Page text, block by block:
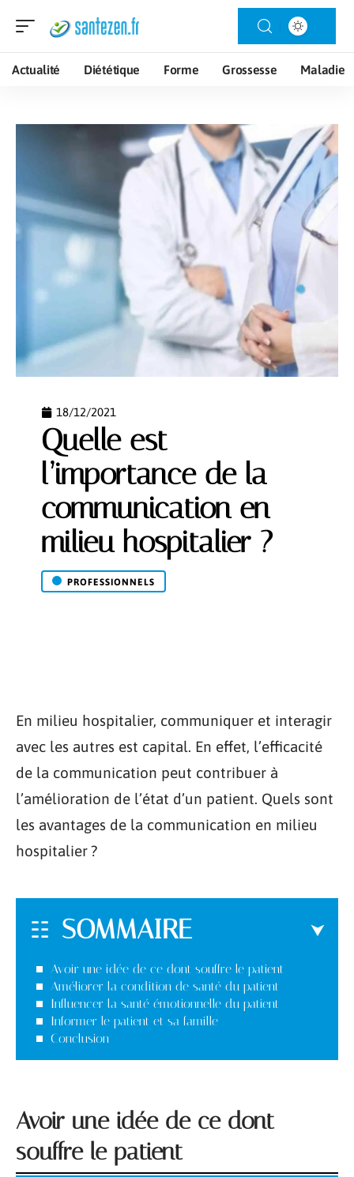
Actualité Diététique Forme Grossesse Maladie
18/12/2021
Quelle est
l’importance de la
communication en
milieu hospitalier ?
PROFESSIONNELS
En milieu hospitalier, communiquer et interagir
avec les autres est capital. En effet, l’efficacité
de la communication peut contribuer à
l’amélioration de l’état d’un patient. Quels sont
les avantages de la communication en milieu
hospitalier ?
SOMMAIRE
Avoir une idée de ce dont souffre le patient
Améliorer la condition de santé du patient
Influencer la santé émotionnelle du patient
Informer le patient et sa famille
Conclusion
Avoir une idée de ce dont
souffre le patient